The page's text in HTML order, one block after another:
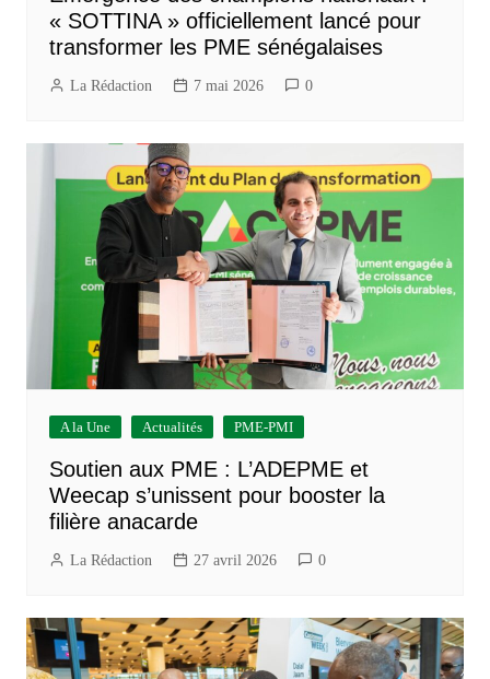
« SOTTINA » officiellement lancé pour
transformer les PME sénégalaises
La Rédaction 7 mai 2026 0
A la Une Actualités PME-PMI
Soutien aux PME : L’ADEPME et
Weecap s’unissent pour booster la
filière anacarde
La Rédaction 27 avril 2026 0